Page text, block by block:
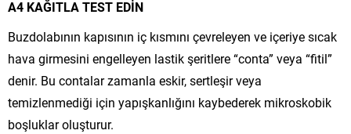
A4 KAĞITLA TEST EDİN
Buzdolabının kapısının iç kısmını çevreleyen ve içeriye sıcak
hava girmesini engelleyen lastik şeritlere “conta” veya “fitil”
denir. Bu contalar zamanla eskir, sertleşir veya
temizlenmediği için yapışkanlığını kaybederek mikroskobik
boşluklar oluşturur.